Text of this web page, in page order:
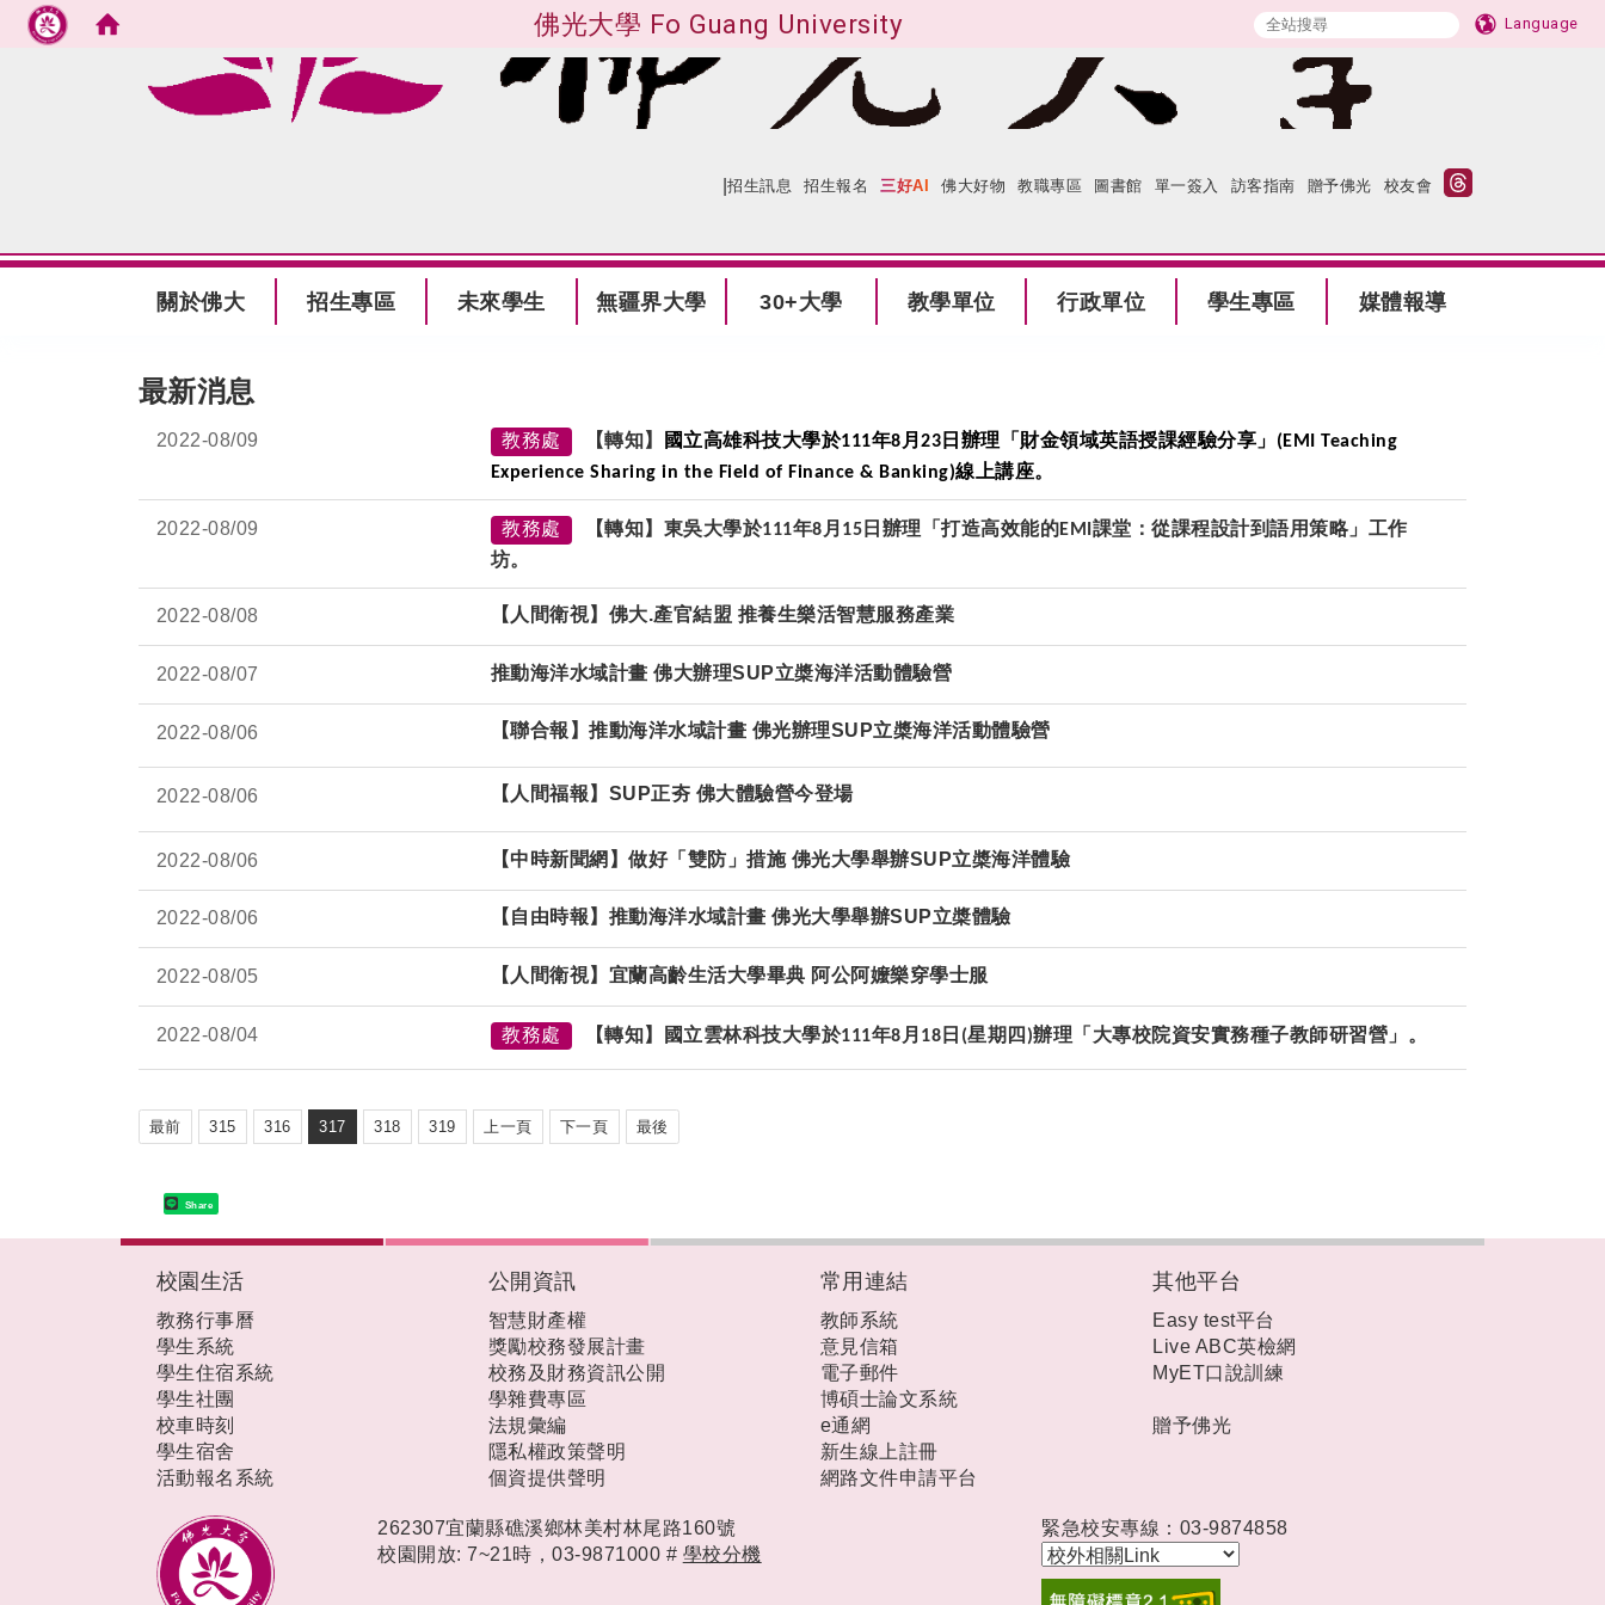
佛光大學 Fo Guang University Language
跳到主要內容
|招生訊息 招生報名 三好AI 佛大好物 教職專區 圖書館 單一簽入 訪客指南 贈予佛光 校友會
關於佛大 招生專區 未來學生 無疆界大學 30+大學 教學單位 行政單位 學生專區 媒體報導
最新消息
2022-08/09 教務處 【轉知】 國立高雄科技大學於111年8 月23 日辦理「財金領域英語授課經驗分享」 (EMI Teaching
Experience Sharing in the Field of Finance & Banking)線上講座。
2022-08/09 教務處 【轉知】東吳大學於111年8 月 15 日辦理「打造高效能的EMI 課堂：從課程設計到語用策略」工作
坊。
2022-08/08 【人間衛視】佛大.產官結盟 推養生樂活智慧服務產業
2022-08/07 推動海洋水域計畫 佛大辦理SUP立槳海洋活動體驗營
2022-08/06 【聯合報】推動海洋水域計畫 佛光辦理SUP立槳海洋活動體驗營
2022-08/06 【人間福報】SUP正夯 佛大體驗營今登場
2022-08/06 【中時新聞網】做好「雙防」措施 佛光大學舉辦SUP立槳海洋體驗
2022-08/06 【自由時報】推動海洋水域計畫 佛光大學舉辦SUP立槳體驗
2022-08/05 【人間衛視】宜蘭高齡生活大學畢典 阿公阿嬤樂穿學士服
2022-08/04 教務處 【轉知】國立雲林科技大學於111年8 月 18 日 (星期四 )辦理「大專校院資安實務種子教師研習營」。
最前 315 316 317 318 319 上一頁 下一頁 最後
Share
校園生活
教務行事曆
學生系統
學生住宿系統
學生社團
校車時刻
學生宿舍
活動報名系統
公開資訊
智慧財產權
獎勵校務發展計畫
校務及財務資訊公開
學雜費專區
法規彙編
隱私權政策聲明
個資提供聲明
常用連結
教師系統
意見信箱
電子郵件
博碩士論文系統
e通網
新生線上註冊
網路文件申請平台
其他平台
Easy test平台
Live ABC英檢網
MyET口說訓練
贈予佛光
262307宜蘭縣礁溪鄉林美村林尾路160號
校園開放: 7~21時，03-9871000 # 學校分機
緊急校安專線：03-9874858